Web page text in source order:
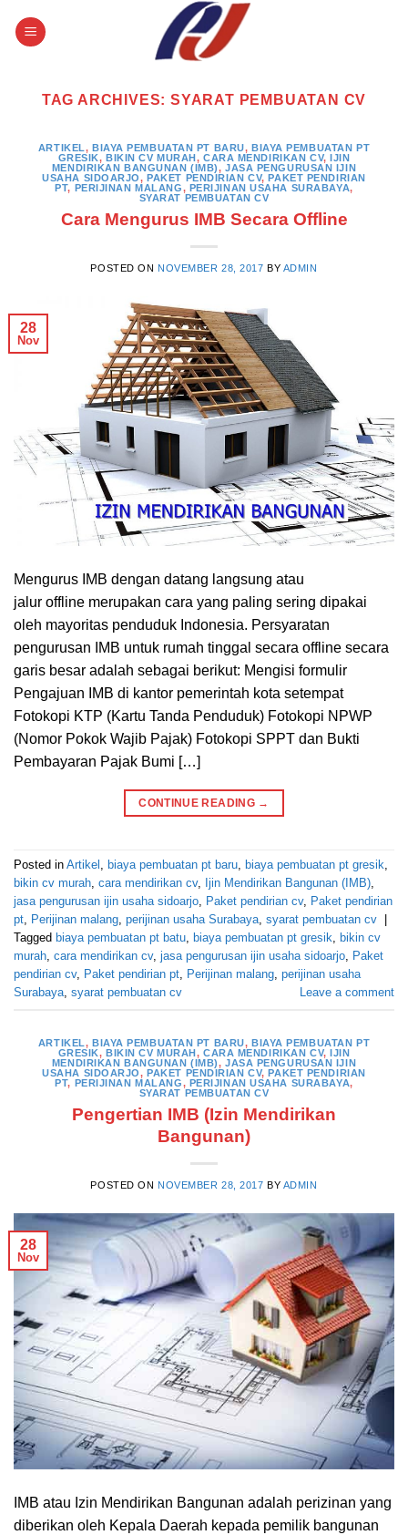
TAG ARCHIVES: SYARAT PEMBUATAN CV
ARTIKEL, BIAYA PEMBUATAN PT BARU, BIAYA PEMBUATAN PT
GRESIK,BIKIN CV MURAH, CARA MENDIRIKAN CV,IJIN
MENDIRIKAN BANGUNAN (IMB), JASA PENGURUSAN IJIN
USAHA SIDOARJO,PAKET PENDIRIAN CV,PAKET PENDIRIAN
PT, PERIJINAN MALANG, PERIJINAN USAHA SURABAYA,
SYARAT PEMBUATAN CV
Cara Mengurus IMB Secara Offline
POSTED ON NOVEMBER 28, 2017 BY ADMIN
28
Nov
Mengurus IMB dengan datang langsung atau
jalur offline merupakan cara yang paling sering dipakai
oleh mayoritas penduduk Indonesia. Persyaratan
pengurusan IMB untuk rumah tinggal secara offline secara
garis besar adalah sebagai berikut: Mengisi formulir
Pengajuan IMB di kantor pemerintah kota setempat
Fotokopi KTP (Kartu Tanda Penduduk) Fotokopi NPWP
(Nomor Pokok Wajib Pajak) Fotokopi SPPT dan Bukti
Pembayaran Pajak Bumi […]
CONTINUE READING →
Posted in Artikel , biaya pembuatan pt baru, biaya pembuatan pt gresik,
bikin cv murah, cara mendirikan cv, Ijin Mendirikan Bangunan (IMB),
jasa pengurusan ijin usaha sidoarjo, Paket pendirian cv, Paket pendirian
pt, Perijinan malang, perijinan usaha Surabaya, syarat pembuatan cv
Tagged biaya pembuatan pt batu, biaya pembuatan pt gresik, bikin cv
murah, cara mendirikan cv, jasa pengurusan ijin usaha sidoarjo, Paket
pendirian cv, Paket pendirian pt, Perijinan malang, perijinan usaha
Surabaya, syarat pembuatan cv Leave a comment
ARTIKEL, BIAYA PEMBUATAN PT BARU, BIAYA PEMBUATAN PT
GRESIK,BIKIN CV MURAH, CARA MENDIRIKAN CV,IJIN
MENDIRIKAN BANGUNAN (IMB), JASA PENGURUSAN IJIN
USAHA SIDOARJO,PAKET PENDIRIAN CV,PAKET PENDIRIAN
PT, PERIJINAN MALANG, PERIJINAN USAHA SURABAYA,
SYARAT PEMBUATAN CV
Pengertian IMB (Izin Mendirikan
Bangunan)
POSTED ON NOVEMBER 28, 2017 BY ADMIN
28
Nov
IMB atau Izin Mendirikan Bangunan adalah perizinan yang
diberikan oleh Kepala Daerah kepada pemilik bangunan